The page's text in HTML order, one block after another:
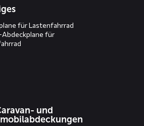
für Lastenfahrrad
Abdeckplane für
und